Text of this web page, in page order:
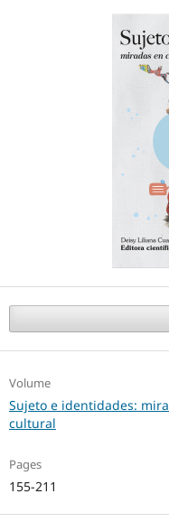
Volume
Sujeto e identidades:
cultural
Pages
155-211